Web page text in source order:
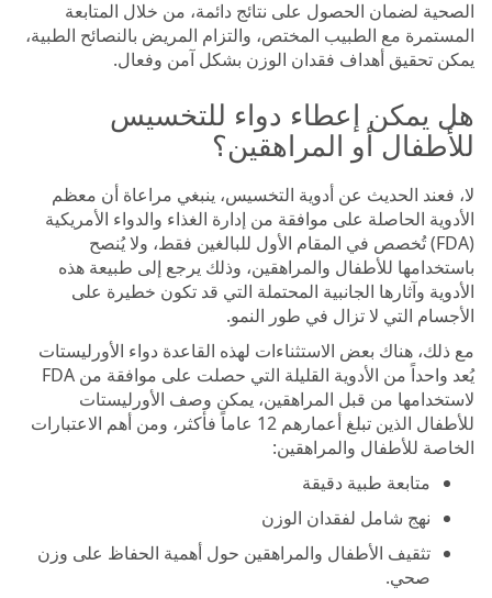
الصحية لضمان الحصول على نتائج دائمة، من خلال المتابعة
المستمرة مع الطبيب المختص، والتزام المريض بالنصائح الطبية،
يمكن تحقيق أهداف فقدان الوزن بشكل آمن وفعال.
هل يمكن إعطاء دواء للتخسيس
للأطفال أو المراهقين؟
لا، فعند الحديث عن أدوية التخسيس، ينبغي مراعاة أن معظم
الأدوية الحاصلة على موافقة من إدارة الغذاء والدواء الأمريكية
(FDA) تُخصص في المقام الأول للبالغين فقط، ولا يُنصح
باستخدامها للأطفال والمراهقين، وذلك يرجع إلى طبيعة هذه
الأدوية وآثارها الجانبية المحتملة التي قد تكون خطيرة على
الأجسام التي لا تزال في طور النمو.
مع ذلك، هناك بعض الاستثناءات لهذه القاعدة دواء الأورليستات
يُعد واحداً من الأدوية القليلة التي حصلت على موافقة من FDA
لاستخدامها من قبل المراهقين، يمكن وصف الأورليستات
للأطفال الذين تبلغ أعمارهم 12 عاماً فأكثر، ومن أهم الاعتبارات
الخاصة للأطفال والمراهقين:
متابعة طبية دقيقة
نهج شامل لفقدان الوزن
تثقيف الأطفال والمراهقين حول أهمية الحفاظ على وزن
صحي.